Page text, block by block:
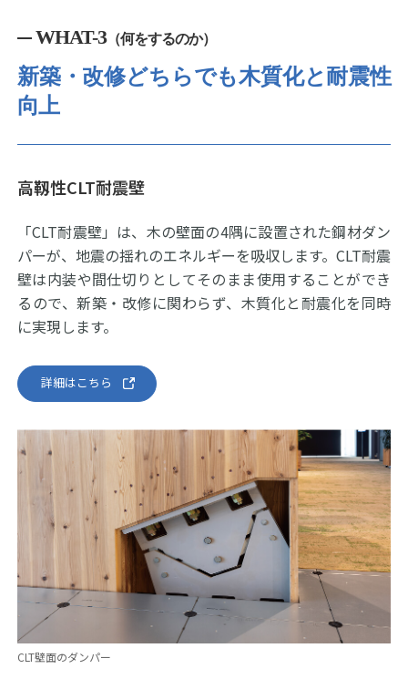
WHAT-3（何をするのか）
新築・改修どちらでも木質化と耐震性
向上
高靱性CLT耐震壁
「CLT耐震壁」は、木の壁面の4隅に設置された鋼材ダン
パーが、地震の揺れのエネルギーを吸収します。CLT耐震
壁は内装や間仕切りとしてそのまま使用することができ
るので、新築・改修に関わらず、木質化と耐震化を同時
に実現します。
詳細はこちら
CLT壁面のダンパー